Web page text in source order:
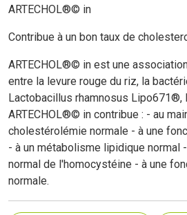
ARTECHOL®© in
Contribue à un bon taux de
ARTECHOL®© in est une
entre la levure rouge du riz, la
Lactobacillus rhamnosus Lipo671®,
ARTECHOL®© in contribue : - au
cholestérolémie normale - à une
- à un métabolisme lipidique normal
normal de l'homocystéine - à une
normale.